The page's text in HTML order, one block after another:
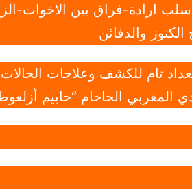
ارادة-فراق بين الاخوات-
والدفائن
تام للكشف وعلاجات
المغربي الحاخام “حاييم